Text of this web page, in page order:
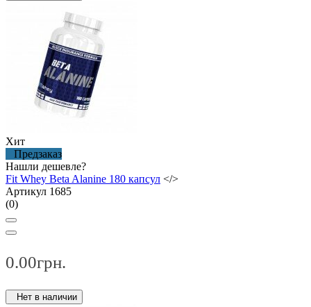
Хит
Предзаказ
Нашли дешевле?
Fit Whey Beta Alanine 180 капсул </>
Артикул 1685
(0)
0.00грн.
Нет в наличии